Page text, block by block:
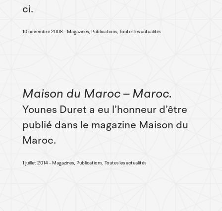
ci.
10 novembre 2008 Magazines, Publications, Toutes les actualités
Maison du Maroc – Maroc
Younes Duret a eu l’honneur d’être
publié dans le magazine Maison du
Maroc.
1 juillet 2014 Magazines, Publications, Toutes les actualités